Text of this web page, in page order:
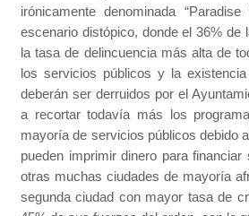
irónicamente denominada
escenario distópico, donde el 36%
la tasa de delincuencia más alta de
los servicios públicos y la
deberán ser derruidos por el
a recortar todavía más los
mayoría de servicios públicos debido
pueden imprimir dinero para
otras muchas ciudades de mayoría
segunda ciudad con mayor tasa de